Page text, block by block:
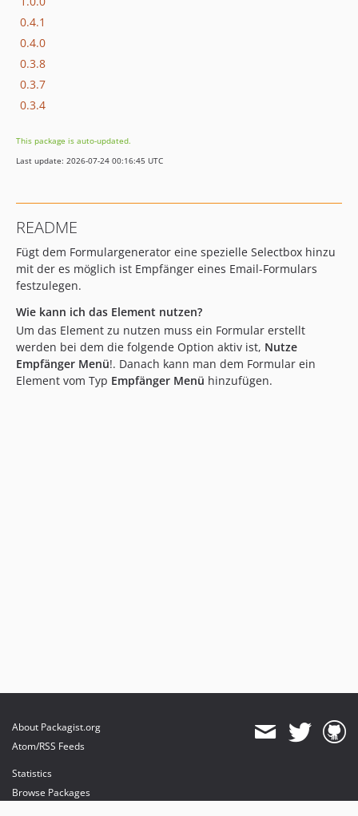
0.4.1
0.4.0
0.3.8
0.3.7
0.3.4
This package is auto-updated.
Last update: 2026-07-24 00:16:45 UTC
README
Fügt dem Formulargenerator eine spezielle Selectbox hinzu
mit der es möglich ist Empfänger eines Email-Formulars
festzulegen.
Wie kann ich das Element nutzen?
Um das Element zu nutzen muss ein Formular erstellt
werden bei dem die folgende Option aktiv ist, Nutze
Empfänger Menü!. Danach kann man dem Formular ein
Element vom Typ Empfänger Menü hinzufügen.
About Packagist.org
Atom/RSS Feeds
Statistics
Browse Packages